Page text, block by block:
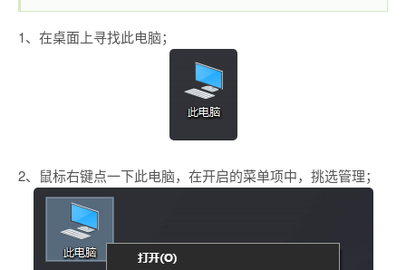
1、在桌面上寻找此电脑；
2、鼠标右键点一下此电脑，在开启的菜单项中，挑选管理；